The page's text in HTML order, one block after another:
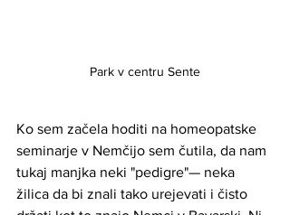
Park v centru Sente
Ko sem začela hoditi na homeopatske
seminarje v Nemčijo sem čutila, da nam
tukaj manjka neki "pedigre"— neka
žilica da bi znali tako urejevati i čisto